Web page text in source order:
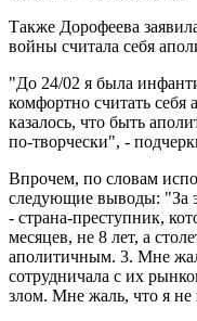
Также Дорофеева
войны считала себя
"До 24/02 я была
комфортно считать себя
казалось, что быть
по-творчески", -
Впрочем, по словам
следующие выводы: "За
- страна-преступник,
месяцев, не 8 лет, а
аполитичным. 3. Мне
сотрудничала с их
злом. Мне жаль, что я не